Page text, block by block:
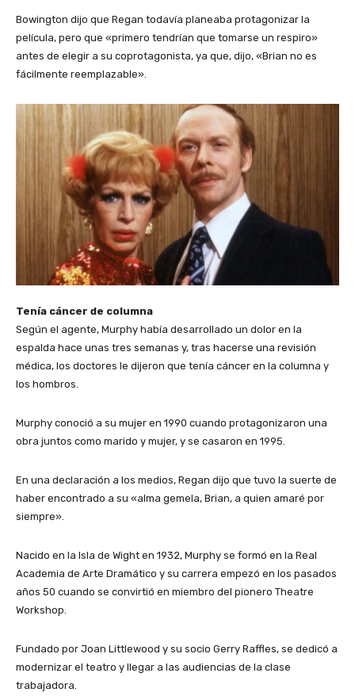
Bowington dijo que Regan todavía planeaba protagonizar la
película, pero que «primero tendrían que tomarse un respiro»
antes de elegir a su coprotagonista, ya que, dijo, «Brian no es
fácilmente reemplazable».
Tenía cáncer de columna
Según el agente, Murphy había desarrollado un dolor en la
espalda hace unas tres semanas y, tras hacerse una revisión
médica, los doctores le dijeron que tenía cáncer en la columna y
los hombros.
Murphy conoció a su mujer en 1990 cuando protagonizaron una
obra juntos como marido y mujer, y se casaron en 1995.
En una declaración a los medios, Regan dijo que tuvo la suerte de
haber encontrado a su «alma gemela, Brian, a quien amaré por
siempre».
Nacido en la Isla de Wight en 1932, Murphy se formó en la Real
Academia de Arte Dramático y su carrera empezó en los pasados
años 50 cuando se convirtió en miembro del pionero Theatre
Workshop.
Fundado por Joan Littlewood y su socio Gerry Raffles, se dedicó a
modernizar el teatro y llegar a las audiencias de la clase
trabajadora.